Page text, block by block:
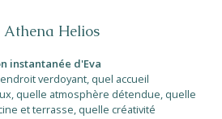
Helios
instantanée d'Eva
verdoyant, quel accueil
quelle atmosphère détendue, quelle
et terrasse, quelle créativité